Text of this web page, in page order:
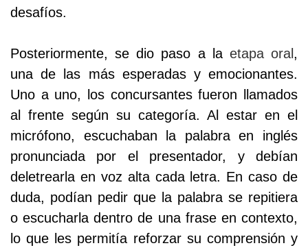
desafíos.
Posteriormente, se dio paso a la etapa oral,
una de las más esperadas y emocionantes.
Uno a uno, los concursantes fueron llamados
al frente según su categoría. Al estar en el
micrófono, escuchaban la palabra en inglés
pronunciada por el presentador, y debían
deletrearla en voz alta cada letra. En caso de
duda, podían pedir que la palabra se repitiera
o escucharla dentro de una frase en contexto,
lo que les permitía reforzar su comprensión y